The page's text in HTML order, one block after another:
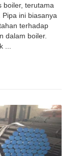
boiler, terutama
ini biasanya
terhadap
dalam boiler.
...